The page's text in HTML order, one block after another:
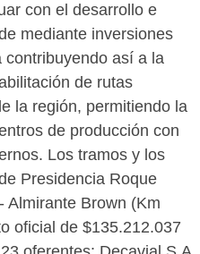
con el desarrollo e
mediante inversiones
contribuyendo así a la
de rutas
la región, permitiendo la
de producción con
Los tramos y los
Presidencia Roque
Almirante Brown (Km
oficial de $135.212.037